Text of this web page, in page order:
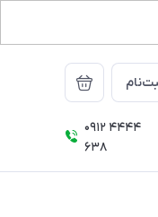
0912 4444
638